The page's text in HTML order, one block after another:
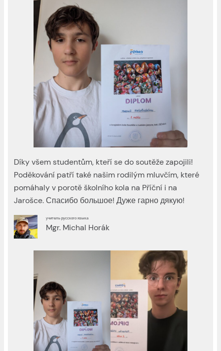
Díky všem studentům, kteří se do soutěže zapojili!
Poděkování patří také našim rodilým mluvčím, které
pomáhaly v porotě školního kola na Příční i na
Jarošce. Спасибо большое! Дуже гарно дякую!
учитель русского языка
Mgr. Michal Horák